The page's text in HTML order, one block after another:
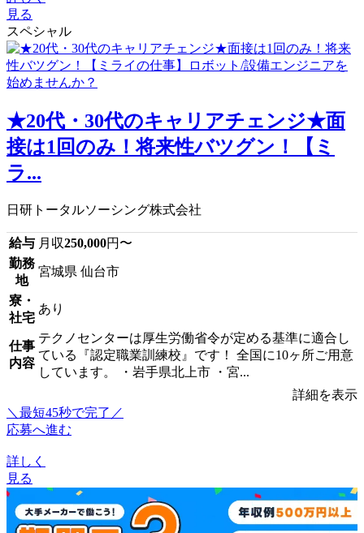
見る
スペシャル
★20代・30代のキャリアチェンジ★面
接は1回のみ！将来性バツグン！【ミ
ラ...
日研トータルソーシング株式会社
給与 月収250,000円〜
勤務
地
宮城県 仙台市
寮・
社宅
あり
仕事
内容
テクノセンターは厚生労働省令が定める基準に適合し
ている『認定職業訓練校』です！ 全国に10ヶ所ご用意
しています。 ・岩手県北上市 ・宮...
詳細を表示
＼最短45秒で完了／
応募へ進む
詳しく
見る